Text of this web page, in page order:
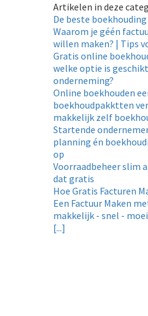
Artikelen in deze
De beste
Waarom je géén
willen maken? | Tips
Gratis online
welke optie is
onderneming?
Online boekhouden
boekhoudpakktten
makkelijk zelf
Startende
planning én
op
Voorraadbeheer slim
dat gratis
Hoe Gratis Facturen
Een Factuur Maken
makkelijk - snel -
[...]